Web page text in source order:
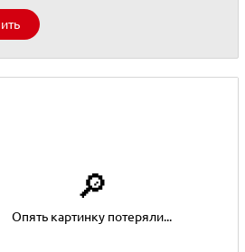
🔎
Опять картинку потеряли...